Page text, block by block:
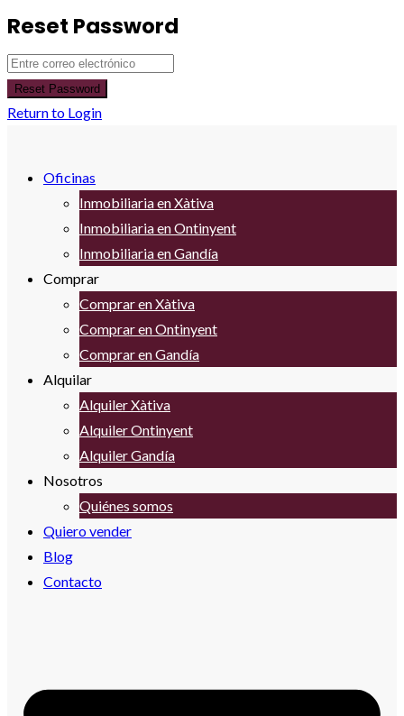
Reset Password
Reset Password
Return to Login
Oficinas
Inmobiliaria en Xàtiva
Inmobiliaria en Ontinyent
Inmobiliaria en Gandía
Comprar
Comprar en Xàtiva
Comprar en Ontinyent
Comprar en Gandía
Alquilar
Alquiler Xàtiva
Alquiler Ontinyent
Alquiler Gandía
Nosotros
Quiénes somos
Quiero vender
Blog
Contacto